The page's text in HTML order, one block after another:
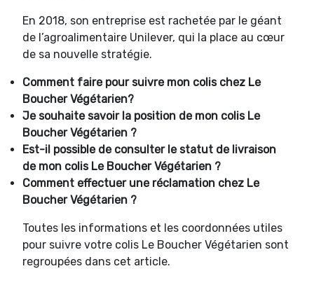
En 2018, son entreprise est rachetée par le géant
de l’agroalimentaire Unilever, qui la place au cœur
de sa nouvelle stratégie.
Comment faire pour suivre mon colis chez Le
Boucher Végétarien?
Je souhaite savoir la position de mon colis Le
Boucher Végétarien ?
Est-il possible de consulter le statut de livraison
de mon colis Le Boucher Végétarien ?
Comment effectuer une réclamation chez Le
Boucher Végétarien ?
Toutes les informations et les coordonnées utiles
pour suivre votre colis Le Boucher Végétarien sont
regroupées dans cet article.